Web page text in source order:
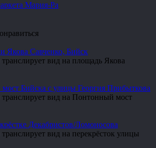
Мария-Ра
Якова Савченко, Бийск
вид на площадь Якова
Бийска с улицы Георгия Прибыткова
вид на Понтонный мост
Декабристов/Ломоносова
вид на перекрёсток улицы